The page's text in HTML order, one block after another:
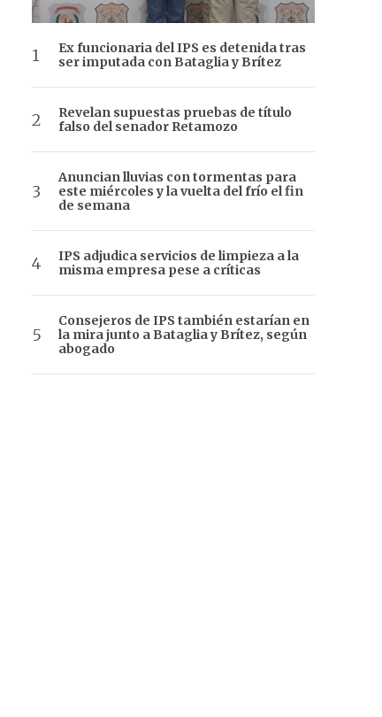
Ex funcionaria del IPS es detenida tras
ser imputada con Bataglia y Brítez
Revelan supuestas pruebas de título
falso del senador Retamozo
Anuncian lluvias con tormentas para
este miércoles y la vuelta del frío el fin
de semana
IPS adjudica servicios de limpieza a la
misma empresa pese a críticas
Consejeros de IPS también estarían en
la mira junto a Bataglia y Brítez, según
abogado